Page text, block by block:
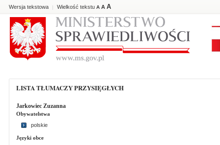
Wersja tekstowa | Wielkość tekstu A A A
LISTA TŁUMACZY PRZYSIĘGŁYCH
Jarkowiec Zuzanna
Obywatelstwa
polskie
Języki obce